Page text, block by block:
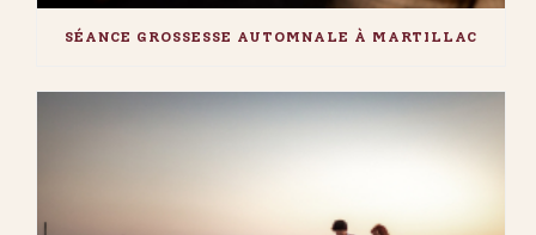
SÉANCE GROSSESSE AUTOMNALE À MARTILLAC